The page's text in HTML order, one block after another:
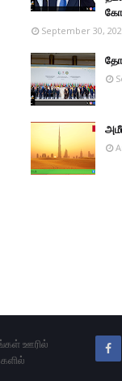
September 30,
ஊரில்